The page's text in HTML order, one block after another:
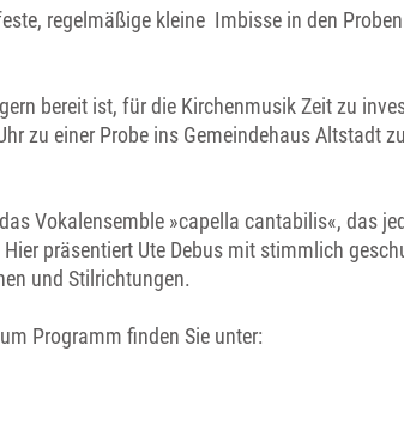
regelmäßige kleine Imbisse in den
bereit ist, für die Kirchenmusik Zeit zu
zu einer Probe ins Gemeindehaus Altstadt
Vokalensemble »capella cantabilis«, das
präsentiert Ute Debus mit stimmlich
und Stilrichtungen.
Programm finden Sie unter: